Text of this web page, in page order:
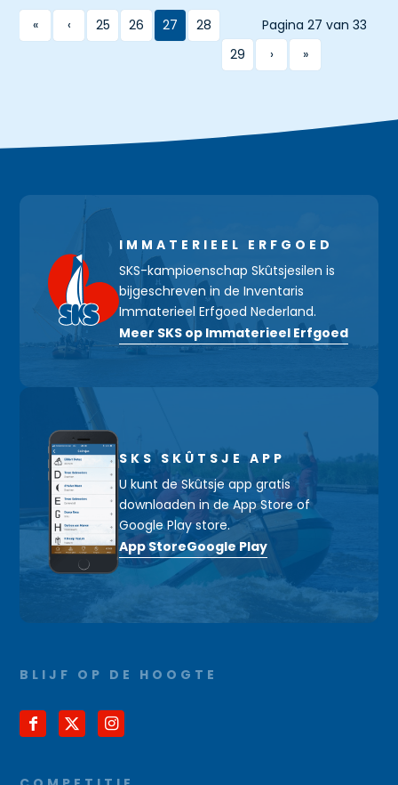
Pagina 27 van 33
« ‹ 25 26 27
28
29
› »
IMMATERIEEL ERFGOED
SKS-kampioenschap Skûtsjesilen is
bijgeschreven in de Inventaris
Immaterieel Erfgoed Nederland.
Meer SKS op Immaterieel Erfgoed
SKS SKÛTSJE APP
U kunt de Skûtsje app gratis
downloaden in de App Store of
Google Play store.
App StoreGoogle Play
BLIJF OP DE HOOGTE